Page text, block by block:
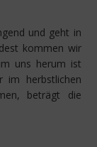
und geht in
kommen wir
uns herum ist
im herbstlichen
beträgt die